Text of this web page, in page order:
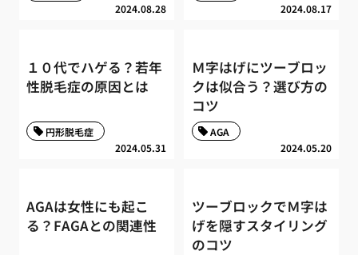
2024.08.28 2024.08.17
１０代でハゲる？若年
性脱毛症の原因とは
2024.05.31
円形脱毛症
Ｍ字はげにツーブロッ
クは似合う？選び方の
コツ
2024.05.20
AGA
AGAは女性にも起こ
る？FAGAとの関連性
ツーブロックでＭ字は
げを隠すスタイリング
のコツ